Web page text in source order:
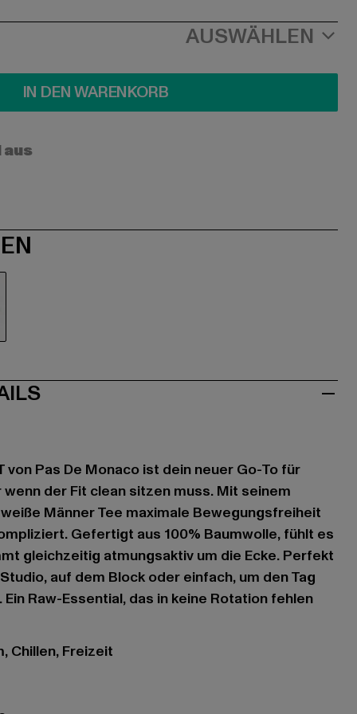
AUSWÄHLEN
IN DEN WARENKORB
von Pas De Monaco ist dein neuer Go-To für
der Fit clean sitzen muss. Mit seinem
Männer Tee maximale Bewegungsfreiheit
Gefertigt aus 100% Baumwolle, fühlt es
gleichzeitig atmungsaktiv um die Ecke. Perfekt
auf dem Block oder einfach, um den Tag
Raw-Essential, das in keine Rotation fehlen
Chillen, Freizeit